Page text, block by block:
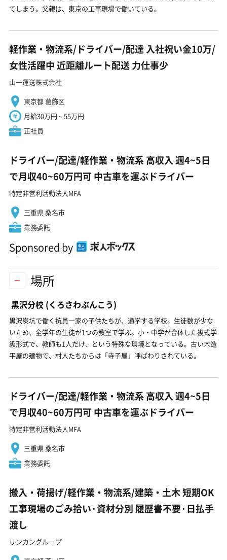
てしまう。父親は、東京の工事現場で働いている。
軽作業・物流系/ドライバー/配達 入社祝い金10万/
女性活躍中 近距離ルート配送 力仕事少
山一運送株式会社
東京都 葛飾区
月給30万円～55万円
正社員
ドライバー/配達/軽作業・物流系 高収入 週4~5日
で月収40~60万円可 中古車を運ぶドライバー
特定非営利活動法人MFA
三重県 桑名市
業務委託
Sponsored by
場所
黒沢分校 (くろさわぶんこう)
黒沢炭坑で働く抗員一家の子供たちが、通学する学校。生徒数が少な
いため、全学年の生徒が1つの教室で学ぶ。小・中学が合体した複式学
級形式で、教師も1人だけ、という特殊な環境となっている。古い木造
平屋の建物で、村人たちからは「寺子屋」呼ばわりされている。
ドライバー/配達/軽作業・物流系 高収入 週4~5日
で月収40~60万円可 中古車を運ぶドライバー
特定非営利活動法人MFA
三重県 桑名市
業務委託
搬入・荷揚げ/軽作業・物流系/建築・土木 短期OK
工事現場のごみ拾い·資材分別 履歴書不要·日払手
渡し
リンカングループ